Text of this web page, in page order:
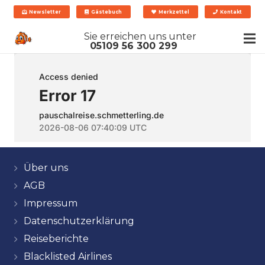
Newsletter Gästebuch Merkzettel Kontakt
Sie erreichen uns unter
05109 56 300 299
Über uns
AGB
Impressum
Datenschutzerklärung
Reiseberichte
Blacklisted Airlines